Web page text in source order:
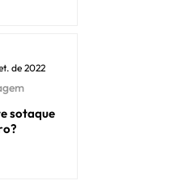
sotaque
de 2022